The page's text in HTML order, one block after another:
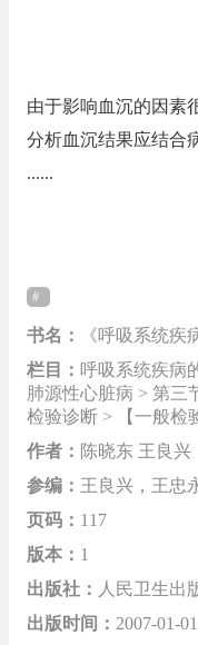
由于影响血沉的因素
分析血沉结果应结合
......
书名：
《呼吸系统疾
栏目： 呼吸系统疾病
肺源性心脏病 > 第三
检验诊断 > 【一般检
作者： 陈晓东 王良兴
参编： 王良兴，王忠
页码： 117
版本： 1
出版社： 人民卫生出
出版时间： 2007-01-01